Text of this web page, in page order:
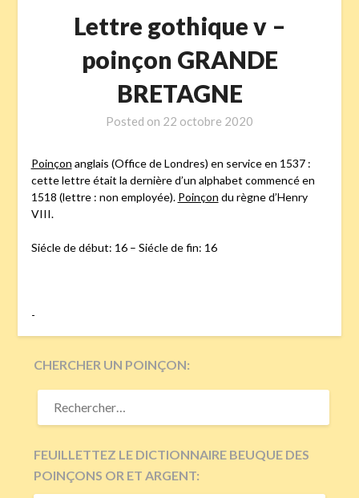
Lettre gothique v –
poinçon GRANDE
BRETAGNE
Posted on 22 octobre 2020
Poinçon anglais (Office de Londres) en service en 1537 :
cette lettre était la dernière d’un alphabet commencé en
1518 (lettre : non employée). Poinçon du règne d’Henry
VIII.
Siécle de début: 16 – Siécle de fin: 16
-
CHERCHER UN POINÇON:
RECHERCHER :
FEUILLETTEZ LE DICTIONNAIRE BEUQUE DES
POINÇONS OR ET ARGENT: